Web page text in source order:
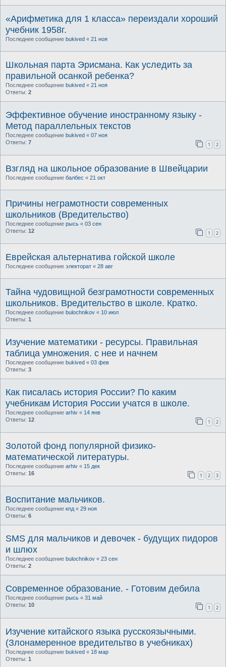
«Арифметика для 1 класса» переиздали хороший
учебник 1958г.
Последнее сообщение bukived « 21 ноя
Школьная парта Эрисмана. Как уследить за
правильной осанкой ребенка?
Последнее сообщение bukived « 21 ноя
Ответы: 2
Эффективное обучение иностранному языку -
Метод параллельных текстов
Последнее сообщение bukived « 07 ноя
Ответы: 7 1 2
Взгляд на школьное образование в Швейцарии
Последнее сообщение балбес « 21 окт
Причины неграмотности современных
школьников (Вредительство)
Последнее сообщение рысь « 03 сен
Ответы: 12 1 2
Еврейская альтернатива гойской школе
Последнее сообщение электорат « 28 авг
Тайна чудовищной безграмотности современных
школьников. Вредительство в школе. Кратко.
Последнее сообщение bulochnikov « 10 июл
Ответы: 1
Изучение математики - ресурсы. Правильная
таблица умножения. с нее и начнем
Последнее сообщение bukived « 03 фев
Ответы: 3
Как писалась история России? По каким
учебникам История России учатся в школе.
Последнее сообщение arhiv « 14 янв
Ответы: 12 1 2
Золотой фонд популярной физико-
математической литературы.
Последнее сообщение arhiv « 15 дек
Ответы: 16 1 2 3
Воспитание мальчиков.
Последнее сообщение кпд« 29 ноя
Ответы: 6
SMS для мальчиков и девочек - будущих пидоров
и шлюх
Последнее сообщение bulochnikov « 23 сен
Ответы: 2
Современное образование. - Готовим дебила
Последнее сообщение рысь « 31 май
Ответы: 10 1 2
Изучение китайского языка русскоязычными.
(Злонамеренное вредительтво в учебниках)
Последнее сообщение bukived « 18 мар
Ответы: 1